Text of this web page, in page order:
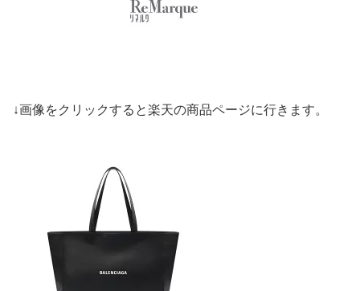
↓画像をクリックすると楽天の商品ページに行きます。